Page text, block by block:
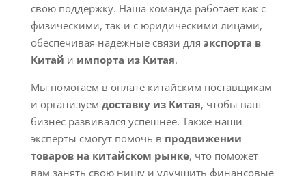
свою поддержку. Наша команда работает как с
физическими, так и с юридическими лицами,
обеспечивая надежные связи для экспорта в
Китай и импорта из Китая.
Мы помогаем в оплате китайским поставщикам
и организуем доставку из Китая, чтобы ваш
бизнес развивался успешнее. Также наши
эксперты смогут помочь в продвижении
товаров на китайском рынке, что поможет
вам занять свою нишу и улучшить финансовые